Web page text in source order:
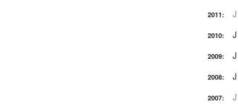
2011: J
2010: J
2009: J
2008: J
2007: J